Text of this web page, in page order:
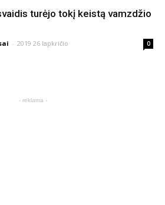
turėjo tokį keistą vamzdžio
- 2019 26 lapkričio 0
- reklama -